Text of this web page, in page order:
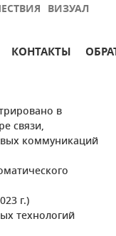
ВИЗУАЛ
КОНТАКТЫ
в
связи,
коммуникаций
г.)
технологий